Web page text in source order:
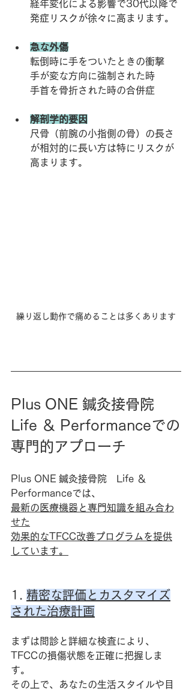
経年変化による影響で30代以降で
発症リスクが徐々に高まります。
急な外傷
転倒時に手をついたときの衝撃
手が変な方向に強制された時
手首を骨折された時の合併症
解剖学的要因
尺骨（前腕の小指側の骨）の長さ
が相対的に長い方は特にリスクが
高まります。
繰り返し動作で痛めることは多くあります
Plus ONE 鍼灸接骨院
Life ＆ Performanceでの
専門的アプローチ
Plus ONE 鍼灸接骨院　Life ＆
Performanceでは、
最新の医療機器と専門知識を組み合わ
せた
効果的なTFCC改善プログラムを提供
しています。
1. 精密な評価とカスタマイズ
された治療計画
まずは問診と詳細な検査により、
TFCCの損傷状態を正確に把握しま
す。
その上で、あなたの生活スタイルや目